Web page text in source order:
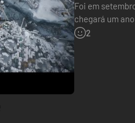
Foi em
chegará um
setembro de
2